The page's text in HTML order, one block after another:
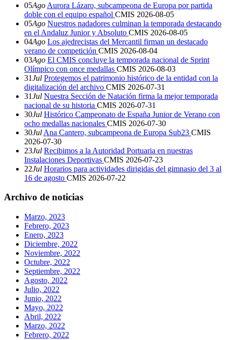
05Ago Aurora Lázaro, subcampeona de Europa por partida
doble con el equipo español CMIS 2026-08-05
05Ago Nuestros nadadores culminan la temporada destacando
en el Andaluz Junior y Absoluto CMIS 2026-08-05
04Ago Los ajedrecistas del Mercantil firman un destacado
verano de competición CMIS 2026-08-04
03Ago El CMIS concluye la temporada nacional de Sprint
Olímpico con once medallas CMIS 2026-08-03
31Jul Protegemos el patrimonio histórico de la entidad con la
digitalización del archivo CMIS 2026-07-31
31Jul Nuestra Sección de Natación firma la mejor temporada
nacional de su historia CMIS 2026-07-31
30Jul Histórico Campeonato de España Junior de Verano con
ocho medallas nacionales CMIS 2026-07-30
30Jul Ana Cantero, subcampeona de Europa Sub23 CMIS
2026-07-30
23Jul Recibimos a la Autoridad Portuaria en nuestras
Instalaciones Deportivas CMIS 2026-07-23
22Jul Horarios para actividades dirigidas del gimnasio del 3 al
16 de agosto CMIS 2026-07-22
Archivo de noticias
Marzo, 2023
Febrero, 2023
Enero, 2023
Diciembre, 2022
Noviembre, 2022
Octubre, 2022
Septiembre, 2022
Agosto, 2022
Julio, 2022
Junio, 2022
Mayo, 2022
Abril, 2022
Marzo, 2022
Febrero, 2022